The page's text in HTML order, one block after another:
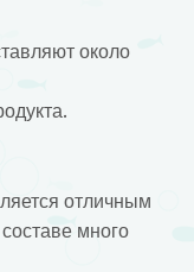
около
отличным
много